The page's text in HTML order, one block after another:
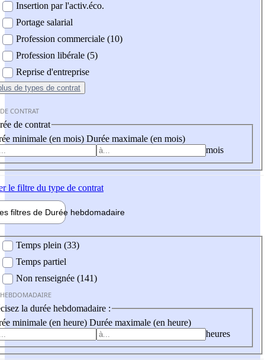
Insertion par l'activ.éco.
Portage salarial
Profession commerciale (10)
Profession libérale (5)
Reprise d'entreprise
de types de contrat
CONTRAT
de contrat
minimale (en mois) Durée maximale (en mois)
mois
le filtre du type de contrat
filtres de Durée hebdomadaire
Temps plein (33)
Temps partiel
Non renseignée (141)
la durée hebdomadaire :
minimale (en heure) Durée maximale (en heure)
heures